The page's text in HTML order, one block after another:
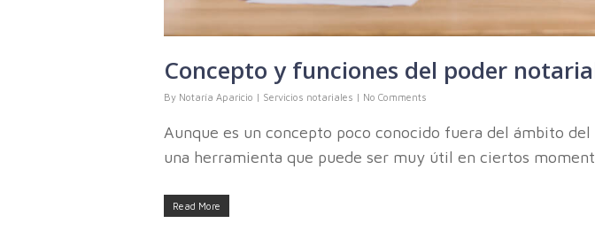
Concepto y funciones del poder
By Notaría Aparicio | Servicios notariales | No Comments
Aunque es un concepto poco conocido fuera del ámbito
una herramienta que puede ser muy útil en ciertos
Read More